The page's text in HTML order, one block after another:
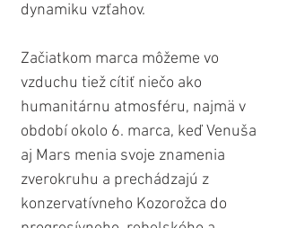
dynamiku vzťahov.
Začiatkom marca môžeme vo
vzduchu tiež cítiť niečo ako
humanitárnu atmosféru, najmä v
období okolo 6. marca, keď Venuša
aj Mars menia svoje znamenia
zverokruhu a prechádzajú z
konzervatívneho Kozorožca do